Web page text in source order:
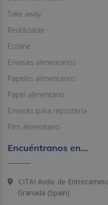
Take away
Reutilizable
Ecoline
Envases alimentarios
Papeles alimentarios
Papel alimentario
Envases para repostería
Film alimentario
Encuéntranos en...
CITAI Avda. de
Granada (Spain)